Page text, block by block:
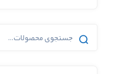
برای: